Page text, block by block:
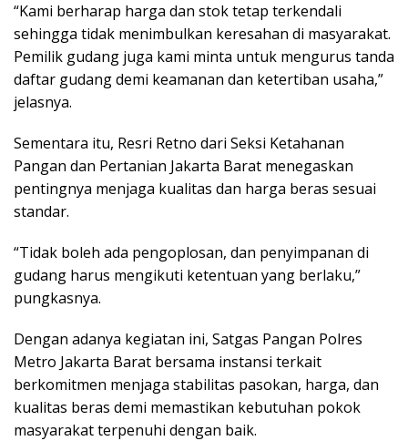
“Kami berharap harga dan stok tetap terkendali
sehingga tidak menimbulkan keresahan di masyarakat.
Pemilik gudang juga kami minta untuk mengurus tanda
daftar gudang demi keamanan dan ketertiban usaha,”
jelasnya.
Sementara itu, Resri Retno dari Seksi Ketahanan
Pangan dan Pertanian Jakarta Barat menegaskan
pentingnya menjaga kualitas dan harga beras sesuai
standar.
“Tidak boleh ada pengoplosan, dan penyimpanan di
gudang harus mengikuti ketentuan yang berlaku,”
pungkasnya.
Dengan adanya kegiatan ini, Satgas Pangan Polres
Metro Jakarta Barat bersama instansi terkait
berkomitmen menjaga stabilitas pasokan, harga, dan
kualitas beras demi memastikan kebutuhan pokok
masyarakat terpenuhi dengan baik.